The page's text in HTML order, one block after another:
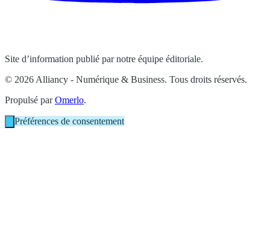
Site d’information publié par notre équipe éditoriale.
© 2026 Alliancy - Numérique & Business. Tous droits réservés.
Propulsé parOmerlo.
Préférences de consentement